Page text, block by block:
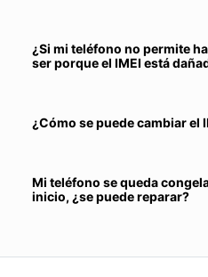
¿Si mi teléfono no permite
ser porque el IMEI está
¿Cómo se puede cambiar el
Mi teléfono se queda
inicio, ¿se puede reparar?